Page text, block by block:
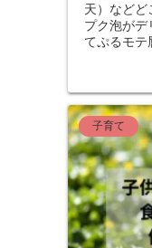
天）などど
プク泡がデ
てぷるモテ
子育て